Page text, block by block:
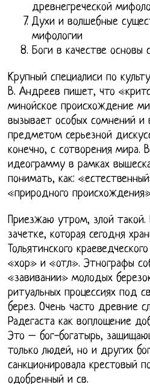
древнегреческой
Духи и волшебные
мифологии
Боги в качестве основы
Крупный специалиси по
В. Андреев пишет, что
минойское происхождение
вызывает особых сомнений
предметом серьезной
конечно, с сотворения мира.
идеограмму в рамках
понимать, как:
«природного
Приезжаю утром, злой такой.
зачетке, которая сегодня
Тольятинского
«хор» и «отл». Этнографы
«завивании» молодых
ритуальных процессиях под
берез. Очень часто древние
Радегаста как воплощение
Это – бог-богатырь,
только людей, но и других
санкционировала крестовый
одобренный и св.